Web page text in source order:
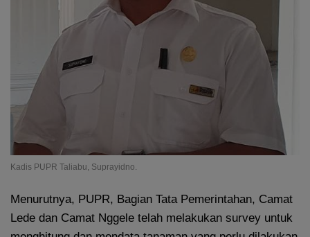
Kadis PUPR Taliabu, Suprayidno.
Menurutnya, PUPR, Bagian Tata Pemerintahan, Camat
Lede dan Camat Nggele telah melakukan survey untuk